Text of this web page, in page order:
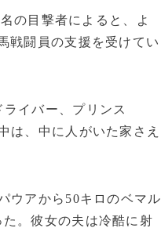
の目撃者によると、よ
戦闘員の支援を受けてい
イバー、プリンス
は、中に人がいた家さえ
ウアから50キロのベマル
。彼女の夫は冷酷に射